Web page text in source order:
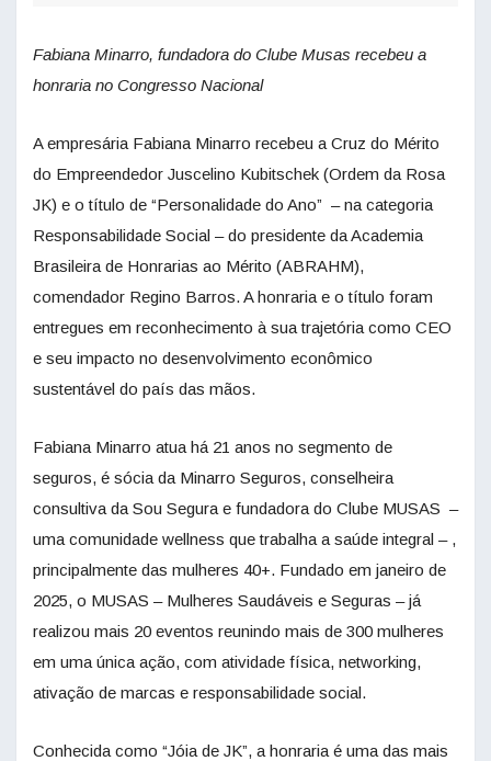
Fabiana Minarro, fundadora do Clube Musas recebeu a
honraria no Congresso Nacional
A empresária Fabiana Minarro recebeu a Cruz do Mérito
do Empreendedor Juscelino Kubitschek (Ordem da Rosa
JK) e o título de “Personalidade do Ano” – na categoria
Responsabilidade Social – do presidente da Academia
Brasileira de Honrarias ao Mérito (ABRAHM),
comendador Regino Barros. A honraria e o título foram
entregues em reconhecimento à sua trajetória como CEO
e seu impacto no desenvolvimento econômico
sustentável do país das mãos.
Fabiana Minarro atua há 21 anos no segmento de
seguros, é sócia da Minarro Seguros, conselheira
consultiva da Sou Segura e fundadora do Clube MUSAS –
uma comunidade wellness que trabalha a saúde integral – ,
principalmente das mulheres 40+. Fundado em janeiro de
2025, o MUSAS – Mulheres Saudáveis e Seguras – já
realizou mais 20 eventos reunindo mais de 300 mulheres
em uma única ação, com atividade física, networking,
ativação de marcas e responsabilidade social.
Conhecida como “Jóia de JK”, a honraria é uma das mais